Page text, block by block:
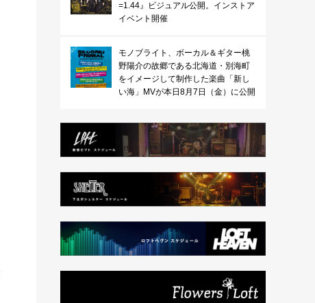
=1.44』ビジュアル公開。インストア
イベント開催
モノブライト、ボーカル＆ギター桃
野陽介の故郷である北海道・別海町
をイメージして制作した楽曲「新し
い海」MVが本日8月7日（金）に公開